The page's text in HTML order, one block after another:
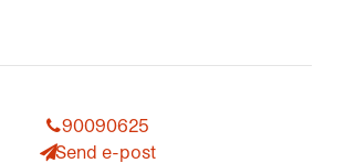
90090625
Send e-post